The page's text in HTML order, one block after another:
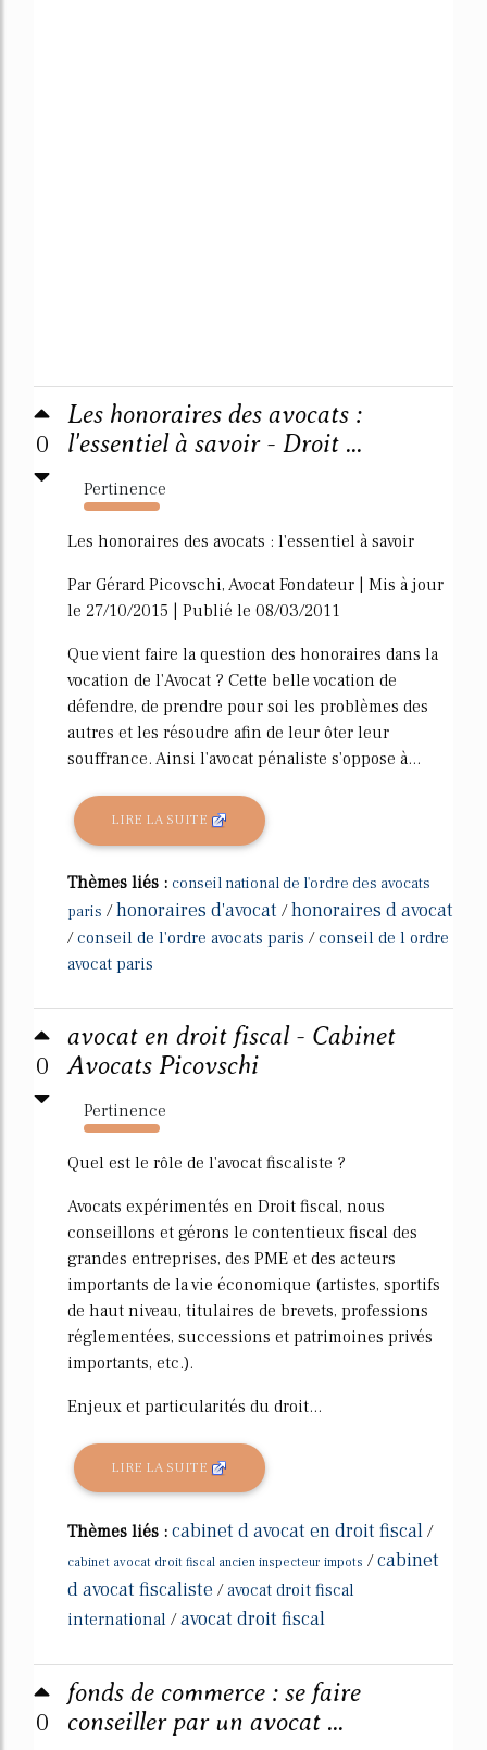
0
Les honoraires des avocats :
l'essentiel à savoir - Droit ...
Pertinence
1638%
Les honoraires des avocats : l'essentiel à savoir
Par Gérard Picovschi, Avocat Fondateur | Mis à jour
le 27/10/2015 | Publié le 08/03/2011
Que vient faire la question des honoraires dans la
vocation de l'Avocat ? Cette belle vocation de
défendre, de prendre pour soi les problèmes des
autres et les résoudre afin de leur ôter leur
souffrance. Ainsi l'avocat pénaliste s'oppose à...
LIRE LA SUITE
Thèmes liés : conseil national de l'ordre des avocats
paris /honoraires d'avocat /honoraires d avocat
/conseil de l'ordre avocats paris /conseil de l ordre
avocat paris
0
avocat en droit fiscal - Cabinet
Avocats Picovschi
Pertinence
1498%
Quel est le rôle de l'avocat fiscaliste ?
Avocats expérimentés en Droit fiscal, nous
conseillons et gérons le contentieux fiscal des
grandes entreprises, des PME et des acteurs
importants de la vie économique (artistes, sportifs
de haut niveau, titulaires de brevets, professions
réglementées, successions et patrimoines privés
importants, etc.).
Enjeux et particularités du droit...
LIRE LA SUITE
Thèmes liés : cabinet d avocat en droit fiscal /
cabinet avocat droit fiscal ancien inspecteur impots /cabinet
d avocat fiscaliste /avocat droit fiscal
international /avocat droit fiscal
0
fonds de commerce : se faire
conseiller par un avocat ...